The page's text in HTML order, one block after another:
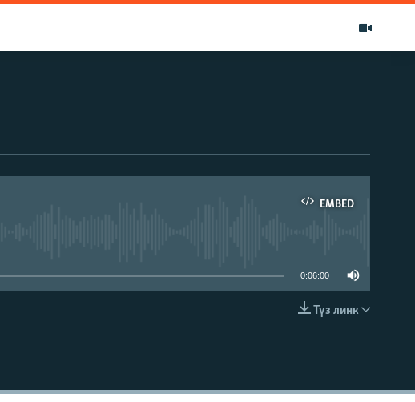
EMBED
EMBED
0:06:00
Түз линк